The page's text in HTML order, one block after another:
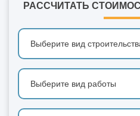
РАССЧИТАТЬ